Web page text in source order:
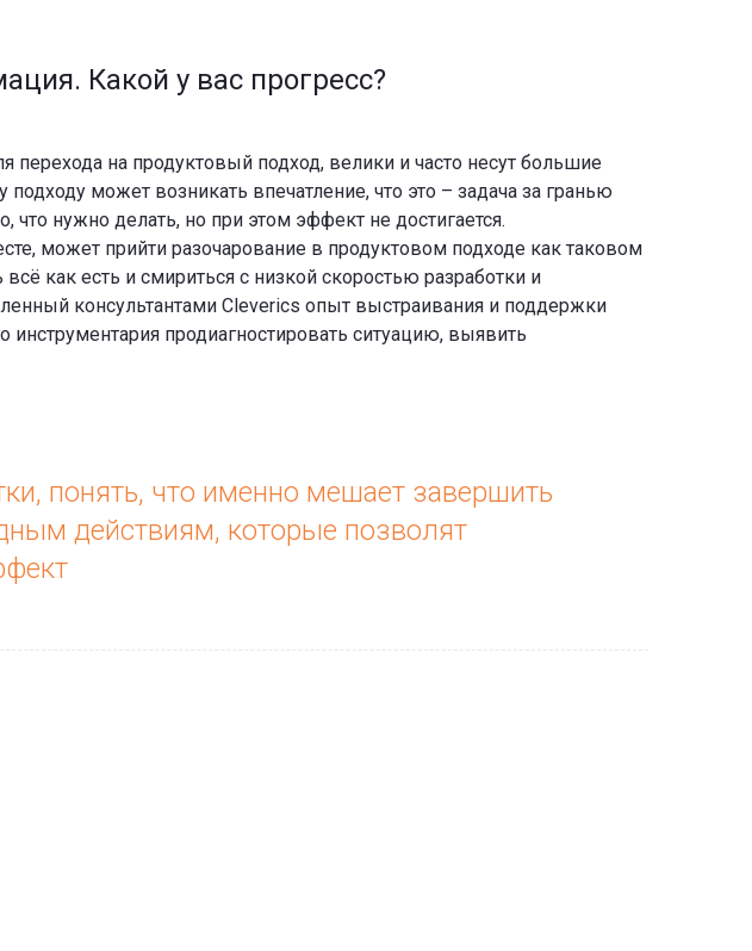
Какой у вас прогресс?
на продуктовый подход, велики и часто несут большие
может возникать впечатление, что это – задача за гранью
что нужно делать, но при этом эффект не достигается.
может прийти разочарование в продуктовом подходе как таковом
как есть и смириться с низкой скоростью разработки и
консультантами Cleverics опыт выстраивания и поддержки
продиагностировать ситуацию, выявить
понять, что именно мешает завершить
действиям, которые позволят